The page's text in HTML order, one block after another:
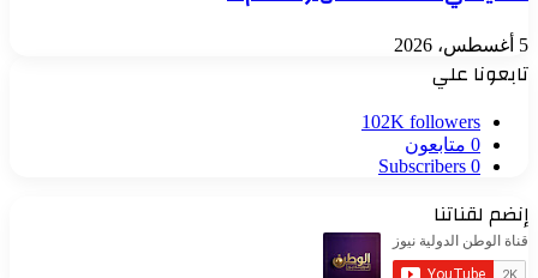
5 أغسطس، 2026
تابعونا علي
102K followers
0 متابعون
0
Subscribers
إنضم لقناتنا